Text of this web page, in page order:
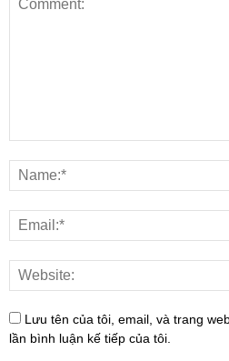
Lưu tên của tôi, email, và trang
lần bình luận kế tiếp của tôi.